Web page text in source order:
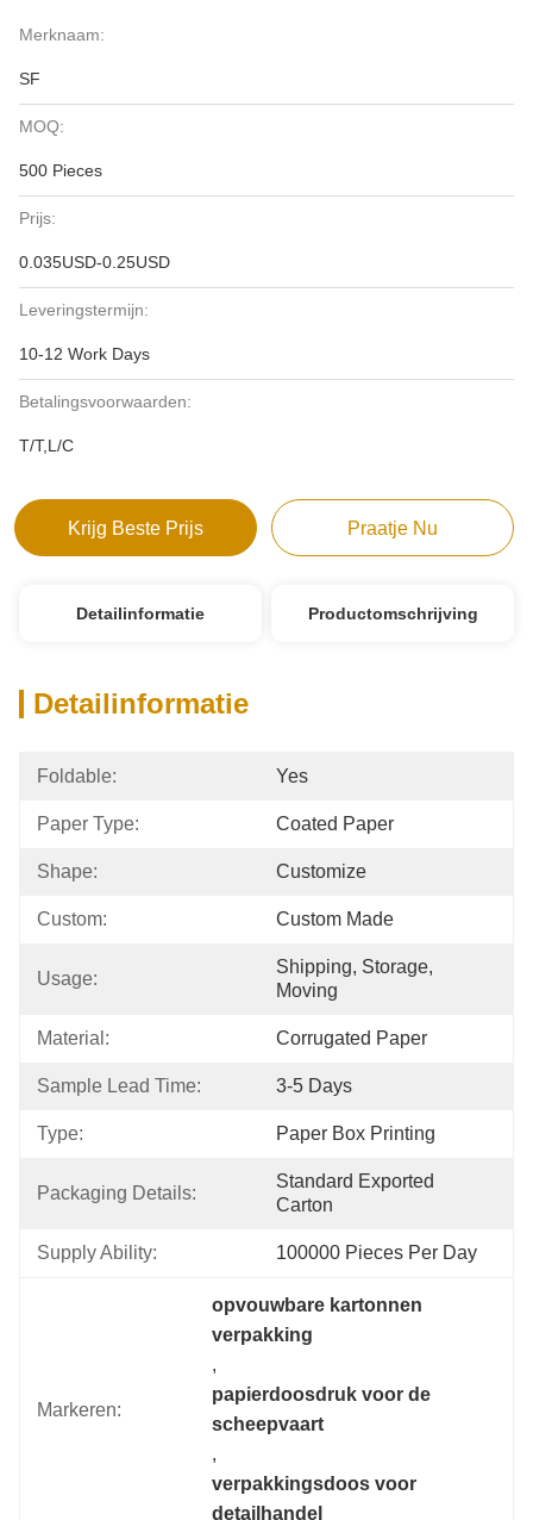
Merknaam:
SF
MOQ:
500 Pieces
Prijs:
0.035USD-0.25USD
Leveringstermijn:
10-12 Work Days
Betalingsvoorwaarden:
T/T,L/C
Krijg Beste Prijs Praatje Nu
Detailinformatie Productomschrijving
Detailinformatie
Foldable: Yes
Paper Type: Coated Paper
Shape: Customize
Custom: Custom Made
Usage:
Shipping, Storage,
Moving
Material: Corrugated Paper
Sample Lead Time: 3-5 Days
Type: Paper Box Printing
Packaging Details:
Standard Exported
Carton
Supply Ability: 100000 Pieces Per Day
Markeren:
opvouwbare kartonnen
verpakking
,
papierdoosdruk voor de
scheepvaart
,
verpakkingsdoos voor
detailhandel